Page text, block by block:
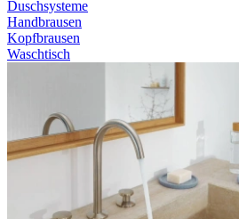
Duschsysteme
Handbrausen
Kopfbrausen
Waschtisch